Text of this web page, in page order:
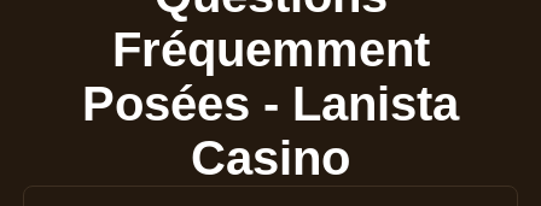
Fréquemment
Posées - Lanista
Casino